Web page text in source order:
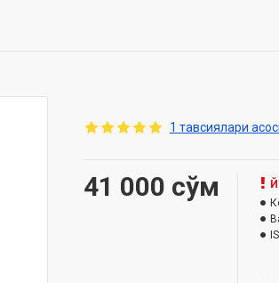
1 тавсиялари
41 000 сўм